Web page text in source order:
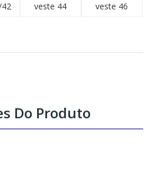
veste 44 veste 46
Do Produto